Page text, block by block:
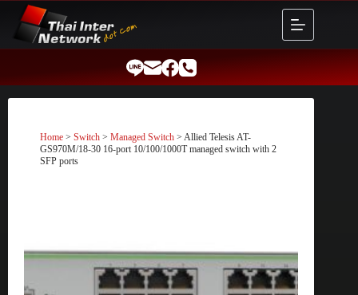
content
Home > Switch > Managed Switch > Allied Telesis AT-
GS970M/18-30 16-port 10/100/1000T managed switch with 2
SFP ports